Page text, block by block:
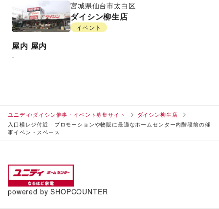
宮城県仙台市太白区
ダイシン柳生店
イベント
屋内 屋内
-
ユニディ/ダイシン催事・イベント募集サイト
ダイシン柳生店
入口横レジ付近 プロモーションや物販に最適なホームセンター内階段前の催
事イベントスペース
powered by SHOPCOUNTER